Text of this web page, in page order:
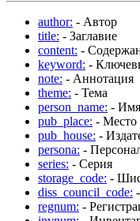
author: - Автор
title: - Заглавие
content: -
keyword: -
note: - Аннотация
theme: - Тема
person_name: -
pub_place: - Место
pub_house: -
persona: -
series: - Серия
storage_code: -
diss_council_code:
regnum: -